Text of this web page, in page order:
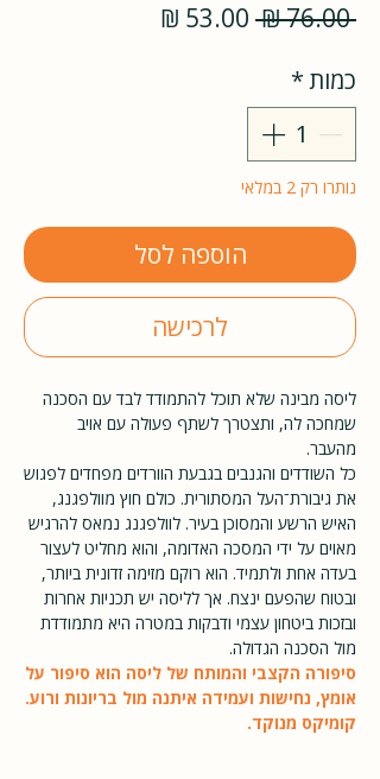
‏76.00 ‏₪
מחיר
כמות*
נותרו רק 2 במלאי
הוספה לסל
לרכישה
ליסה מבינה שלא תוכל להתמודד לבד עם הסכנה
שמחכה לה, ותצטרך לשתף פעולה עם אויב
מהעבר.
כל השודדים והגנבים בגבעת הוורדים מפחדים לפגוש
את גיבורת־העל המסתורית. כולם חוץ מוולפגנג,
האיש הרשע והמסוכן בעיר. לוולפגנג נמאס להרגיש
מאוים על ידי המסכה האדומה, והוא מחליט לעצור
בעדה אחת ולתמיד. הוא רוקם מזימה זדונית ביותר,
ובטוח שהפעם ינצח. אך לליסה יש תכניות אחרות
ובזכות ביטחון עצמי ודבקות במטרה היא מתמודדת
מול הסכנה הגדולה.
סיפורה הקצבי והמותח של ליסה הוא סיפור על
אומץ, נחישות ועמידה איתנה מול בריונות ורוע.
קומיקס מנוקד.